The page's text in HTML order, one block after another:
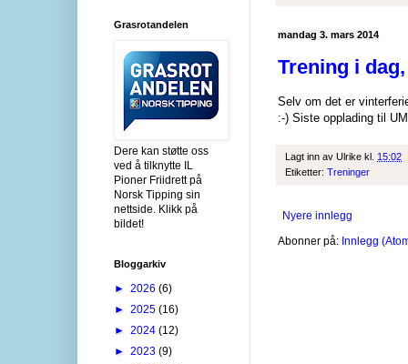
mandag 3. mars 2014
Trening i
Selv om det er
:-) Siste opplading til
Lagt inn av Ulrike kl. 15:02
Etiketter: Treninger
Nyere innlegg
Abonner på: Innlegg
Grasrotandelen
Dere kan støtte oss
ved å tilknytte IL
Pioner Friidrett på
Norsk Tipping sin
nettside. Klikk på
bildet!
Bloggarkiv
► 2026 (6)
► 2025 (16)
► 2024 (12)
► 2023 (9)